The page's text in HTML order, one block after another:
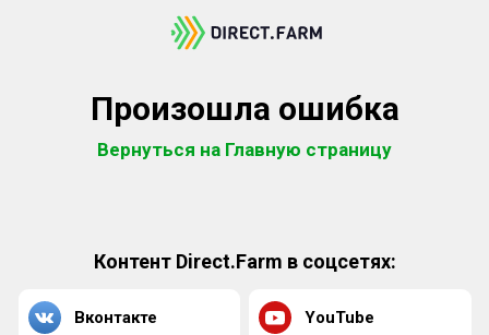
Произошла ошибка
Вернуться на Главную страницу
Контент Direct.Farm в соцсетях:
Вконтакте YouTube